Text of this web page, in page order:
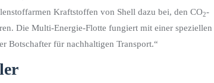
Kraftstoffen von Shell dazu bei, den CO2-
Die Multi-Energie-Flotte fungiert mit einer speziellen
Botschafter für nachhaltigen Transport.“